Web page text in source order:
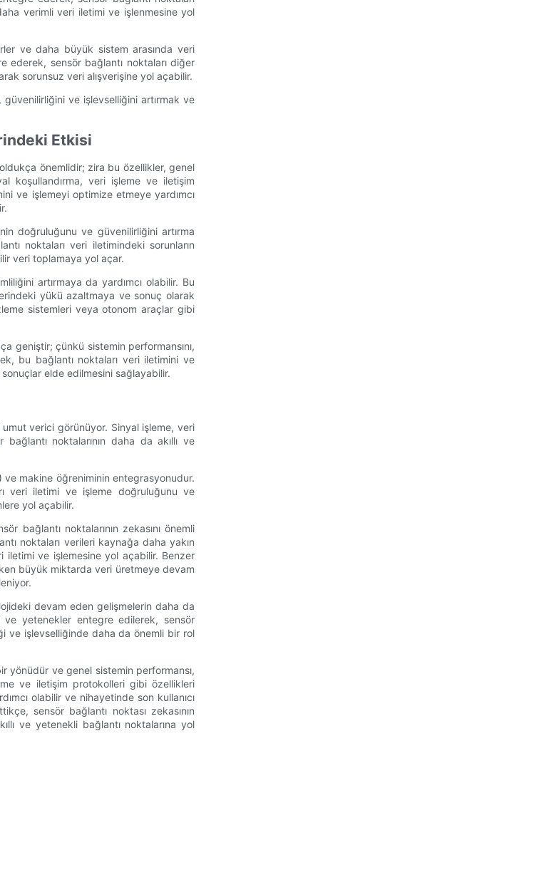
verimli veri iletimi ve işlenmesine yol
ve daha büyük sistem arasında veri
ederek, sensör bağlantı noktaları diğer
sorunsuz veri alışverişine yol açabilir.
güvenilirliğini ve işlevselliğini artırmak ve
Etkisi
önemlidir; zira bu özellikler, genel
koşullandırma, veri işleme ve iletişim
ve işlemeyi optimize etmeye yardımcı
doğruluğunu ve güvenilirliğini artırma
noktaları veri iletimindeki sorunların
veri toplamaya yol açar.
artırmaya da yardımcı olabilir. Bu
yükü azaltmaya ve sonuç olarak
sistemleri veya otonom araçlar gibi
geniştir; çünkü sistemin performansını,
bu bağlantı noktaları veri iletimini ve
elde edilmesini sağlayabilir.
umut verici görünüyor. Sinyal işleme, veri
noktalarının daha da akıllı ve
ve makine öğreniminin entegrasyonudur.
veri iletimi ve işleme doğruluğunu ve
yol açabilir.
bağlantı noktalarının zekasını önemli
noktaları verileri kaynağa daha yakın
iletimi ve işlemesine yol açabilir. Benzer
büyük miktarda veri üretmeye devam
devam eden gelişmelerin daha da
ve yetenekler entegre edilerek, sensör
ve işlevselliğinde daha da önemli bir rol
yönüdür ve genel sistemin performansı,
ve iletişim protokolleri gibi özellikleri
olabilir ve nihayetinde son kullanıcı
sensör bağlantı noktası zekasının
ve yetenekli bağlantı noktalarına yol